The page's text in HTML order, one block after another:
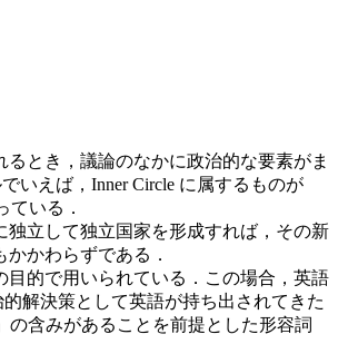
とき，議論のなかに政治的な要素がま
いえば，Inner Circle に属するものが
ている．
立して独立国家を形成すれば，その新
かわらずである．
的で用いられている．この場合，英語
解決策として英語が持ち出されてきた
の含みがあることを前提とした形容詞